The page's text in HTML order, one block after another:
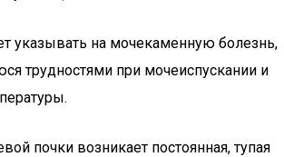
указывать на мочекаменную болезнь,
трудностями при мочеиспускании и
почки возникает постоянная, тупая